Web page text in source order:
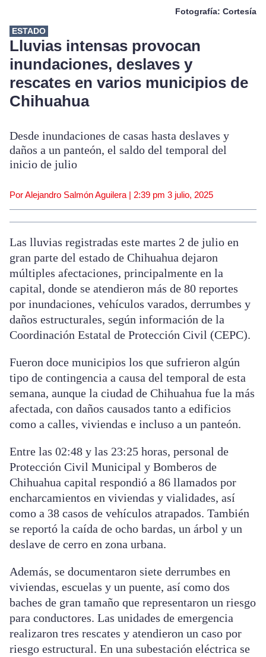
Fotografía: Cortesía
ESTADO
Lluvias intensas provocan
inundaciones, deslaves y
rescates en varios municipios de
Chihuahua
Desde inundaciones de casas hasta deslaves y
daños a un panteón, el saldo del temporal del
inicio de julio
Por Alejandro Salmón Aguilera | 2:39 pm 3 julio, 2025
Las lluvias registradas este martes 2 de julio en
gran parte del estado de Chihuahua dejaron
múltiples afectaciones, principalmente en la
capital, donde se atendieron más de 80 reportes
por inundaciones, vehículos varados, derrumbes y
daños estructurales, según información de la
Coordinación Estatal de Protección Civil (CEPC).
Fueron doce municipios los que sufrieron algún
tipo de contingencia a causa del temporal de esta
semana, aunque la ciudad de Chihuahua fue la más
afectada, con daños causados tanto a edificios
como a calles, viviendas e incluso a un panteón.
Entre las 02:48 y las 23:25 horas, personal de
Protección Civil Municipal y Bomberos de
Chihuahua capital respondió a 86 llamados por
encharcamientos en viviendas y vialidades, así
como a 38 casos de vehículos atrapados. También
se reportó la caída de ocho bardas, un árbol y un
deslave de cerro en zona urbana.
Además, se documentaron siete derrumbes en
viviendas, escuelas y un puente, así como dos
baches de gran tamaño que representaron un riesgo
para conductores. Las unidades de emergencia
realizaron tres rescates y atendieron un caso por
riesgo estructural. En una subestación eléctrica se